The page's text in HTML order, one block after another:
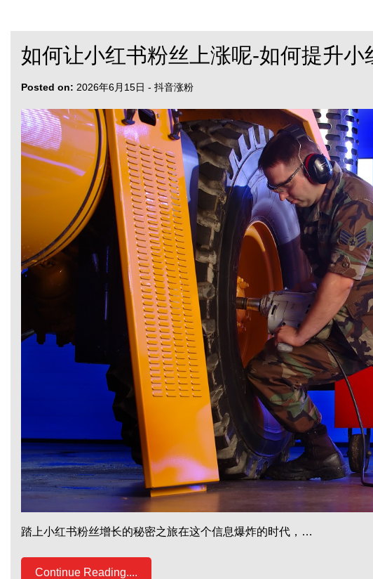
如何让小红书粉丝上涨呢-如何提升小
Posted on: 2026年6月15日 - 抖音涨粉
踏上小红书粉丝增长的秘密之旅在这个信息爆炸的时代，…
Continue Reading....